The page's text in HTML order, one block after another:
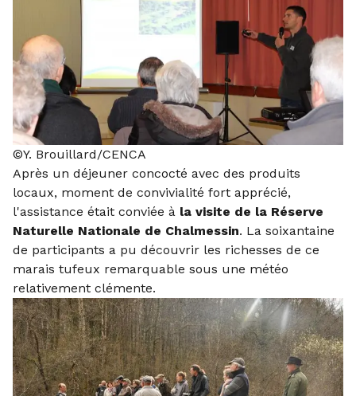
©Y. Brouillard/CENCA
Après un déjeuner concocté avec des produits
locaux, moment de convivialité fort apprécié,
l'assistance était conviée à la visite de la Réserve
Naturelle Nationale de Chalmessin. La soixantaine
de participants a pu découvrir les richesses de ce
marais tufeux remarquable sous une météo
relativement clémente.